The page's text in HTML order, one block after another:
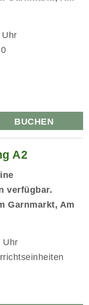
BUCHEN
A2
verfügbar.
Garnmarkt, Am
Uhr